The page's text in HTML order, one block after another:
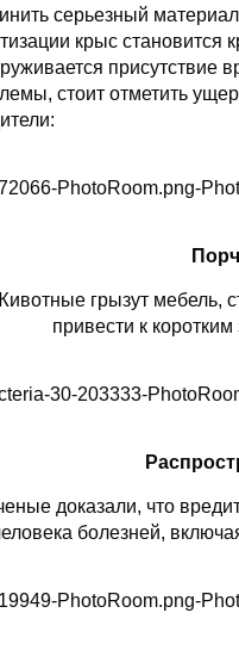
серьезный
крыс становится
присутствие
стоит отметить
грызут мебель,
привести к
доказали, что
болезней,